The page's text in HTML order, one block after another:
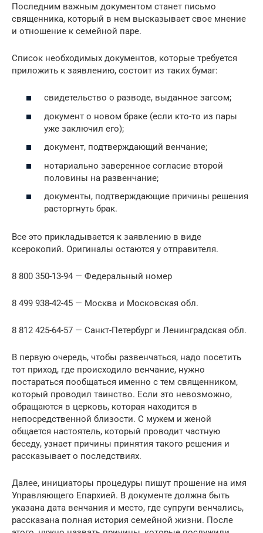
Последним важным документом станет письмо
священника, который в нем высказывает свое мнение
и отношение к семейной паре.
Список необходимых документов, которые требуется
приложить к заявлению, состоит из таких бумаг:
свидетельство о разводе, выданное загсом;
документ о новом браке (если кто-то из пары
уже заключил его);
документ, подтверждающий венчание;
нотариально заверенное согласие второй
половины на развенчание;
документы, подтверждающие причины решения
расторгнуть брак.
Все это прикладывается к заявлению в виде
ксерокопий. Оригиналы остаются у отправителя.
8 800 350-13-94 — Федеральный номер
8 499 938-42-45 — Москва и Московская обл.
8 812 425-64-57 — Санкт-Петербург и Ленинградская обл.
В первую очередь, чтобы развенчаться, надо посетить
тот приход, где происходило венчание, нужно
постараться пообщаться именно с тем священником,
который проводил таинство. Если это невозможно,
обращаются в церковь, которая находится в
непосредственной близости. С мужем и женой
общается настоятель, который проводит частную
беседу, узнает причины принятия такого решения и
рассказывает о последствиях.
Далее, инициаторы процедуры пишут прошение на имя
Управляющего Епархией. В документе должна быть
указана дата венчания и место, где супруги венчались,
рассказана полная история семейной жизни. После